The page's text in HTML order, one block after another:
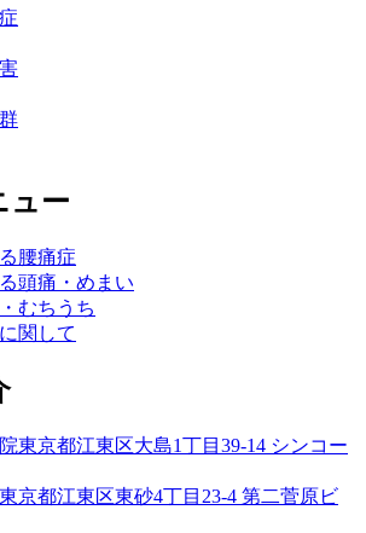
ュー
腰痛症
頭痛・めまい
むちうち
関して
東京都江東区大島1丁目39-14 シンコー
東京都江東区東砂4丁目23-4 第二菅原ビ